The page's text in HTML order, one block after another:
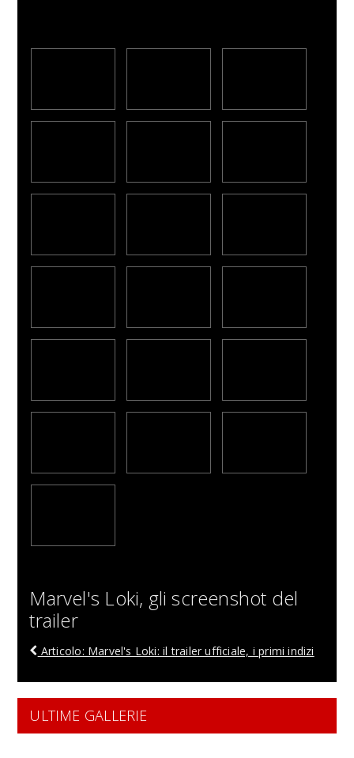
Marvel's Loki, gli screenshot del
trailer
Articolo: Marvel's Loki: il trailer ufficiale, i primi indizi
ULTIME GALLERIE